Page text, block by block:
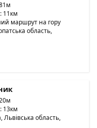
11км
маршрут на гору
область,
13км
Львівська область,